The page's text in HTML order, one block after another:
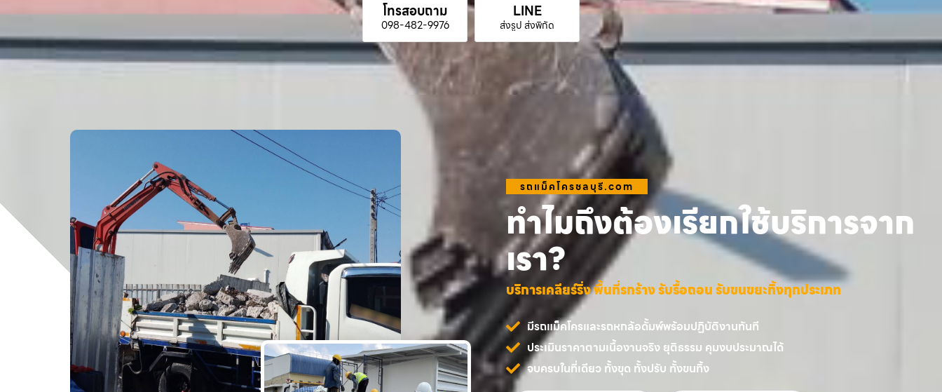
โทรสอบถาม
098-482-9976
LINE
ส่งรูป ส่งพิกัด
รถแม็คโครชลบุรี.com
ทำไมถึงต้องเรียกใช้บริการจาก
เรา?
บริการเคลียร์ริ่ง พื้นที่รกร้าง รับรื้อถอน รับขนขยะทิ้งทุกประเภท
มีรถแม็คโครและรถหกล้อดั้มพ์พร้อมปฏิบัติงานทันที
ประเมินราคาตามเนื้องานจริง ยุติธรรม คุมงบประมาณได้
จบครบในที่เดียว ทั้งขุด ทั้งปรับ ทั้งขนทิ้ง